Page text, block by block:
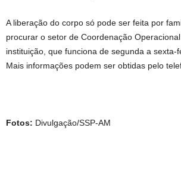
A liberação do corpo só pode ser feita por
procurar o setor de Coordenação
instituição, que funciona de segunda a sexta-
Mais informações podem ser obtidas pelo
Fotos: Divulgação/SSP-AM